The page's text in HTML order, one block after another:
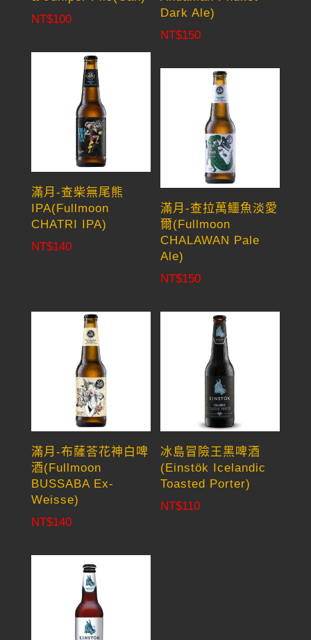
NT$100
Dark Ale)
NT$150
滿月-查柴無尾熊
IPA(Fullmoon
CHATRI IPA)
NT$140
滿月-查拉萬鱷魚淡愛
爾(Fullmoon
CHALAWAN Pale
Ale)
NT$150
滿月-布薩荅花神白啤
酒(Fullmoon
BUSSABA Ex-
Weisse)
NT$140
冰島冒險王黑啤酒
(Einstök Icelandic
Toasted Porter)
NT$110